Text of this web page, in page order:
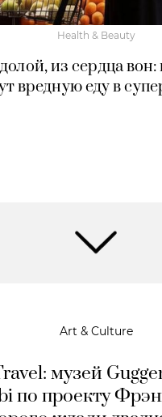
Health & Beauty
из сердца
вредную еду в
Art & Culture
музей
по проекту